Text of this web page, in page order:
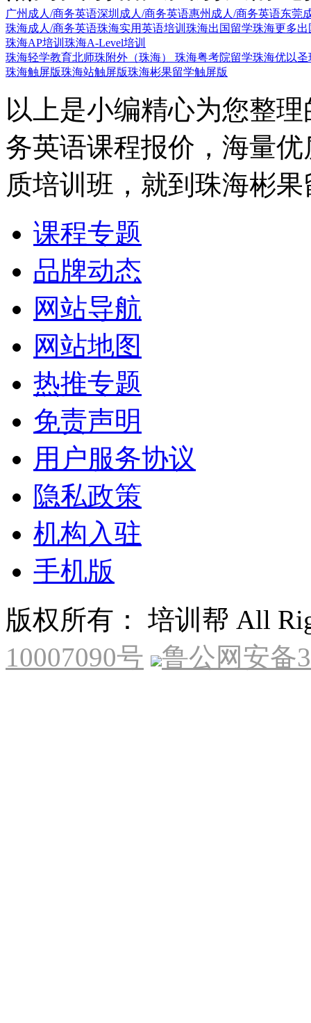
广州成人/商务英语深圳成人/商务英语惠州成人/商务英语东莞
珠海成人/商务英语珠海实用英语培训 珠海出国留学珠海更多出
珠海AP培训 珠海A-Level培训
珠海轻学教育北师珠附外（珠海） 珠海粤考院留学珠海优以圣
珠海触屏版珠海站触屏版珠海彬果留学触屏版
以上是小编精心为您整
务英语课程报价，海量
质培训班，就到珠海彬
课程专题
品牌动态
网站导航
网站地图
热推专题
免责声明
用户服务协议
隐私政策
机构入驻
手机版
版权所有： 培训帮 All
10007090号
鲁公网安备